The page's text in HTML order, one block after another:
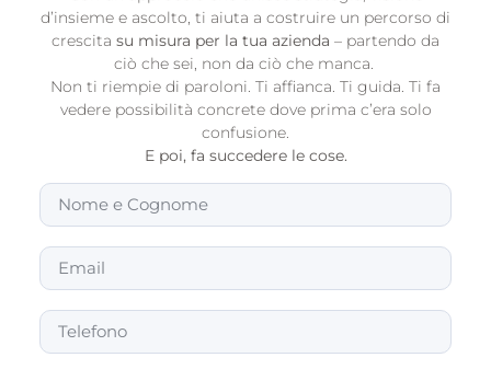
d’insieme e ascolto, ti aiuta a costruire un percorso di
crescita su misura per la tua azienda – partendo da
ciò che sei, non da ciò che manca.
Non ti riempie di paroloni. Ti affianca. Ti guida. Ti fa
vedere possibilità concrete dove prima c’era solo
confusione.
E poi, fa succedere le cose.